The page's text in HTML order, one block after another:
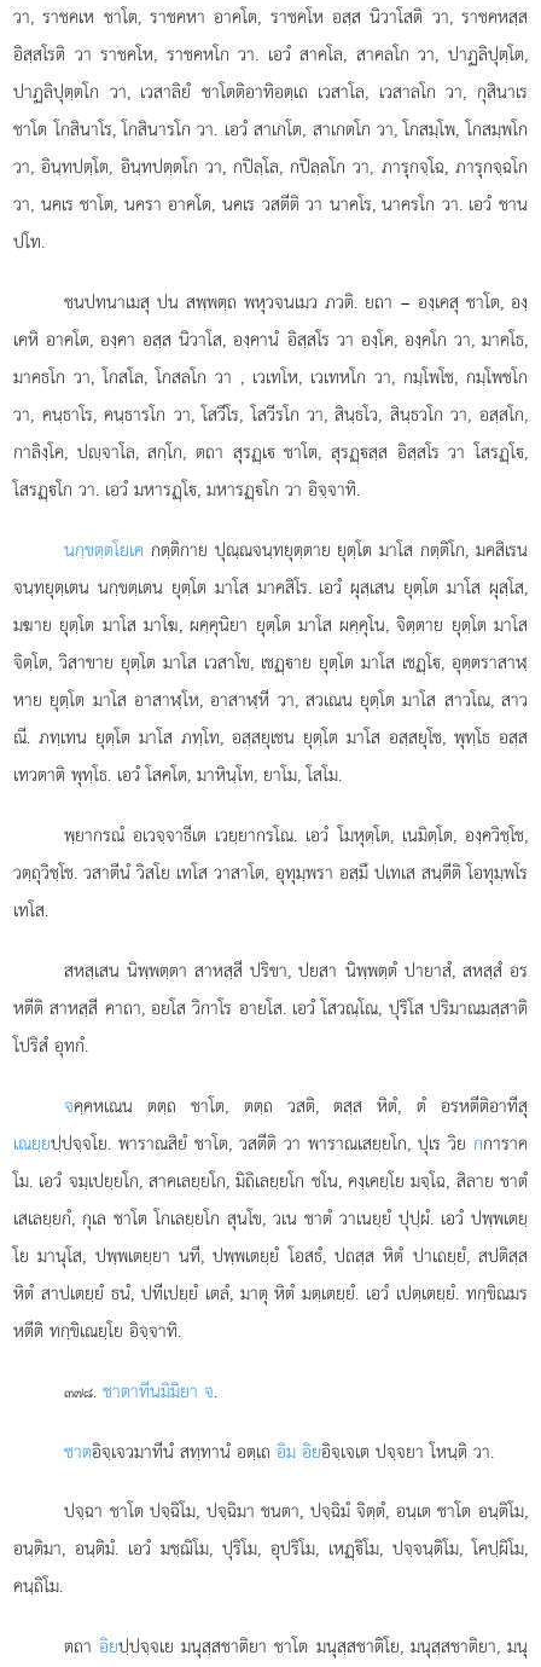
วา, ราชคเห ชาโต, ราชคหา อาคโต, ราชคโห อสฺส นิวาโสติ วา, ราชคหสฺส
อิสฺสโรติ วา ราชคโห, ราชคหโก วา. เอวํ สาคโล, สาคลโก วา, ปาฏลิปุตฺโต,
ปาฏลิปุตฺตโก วา, เวสาลิยํ ชาโตติอาทิอตฺเถ เวสาโล, เวสาลโก วา, กุสินาเร
ชาโต โกสินาโร, โกสินารโก วา. เอวํ สาเกโต, สาเกตโก วา, โกสมฺโพ, โกสมฺพโก
วา, อินฺทปตฺโต, อินฺทปตฺตโก วา, กปิลฺโล, กปิลฺลโก วา, ภารุกจฺโฉ, ภารุกจฺฉโก
วา, นคเร ชาโต, นครา อาคโต, นคเร วสตีติ วา นาคโร, นาครโก วา. เอวํ ชาน
ปโท.
ชนปทนาเมสุ ปน สพฺพตฺถ พหุวจนเมว ภวติ. ยถา – องฺเคสุ ชาโต, องฺ
เคหิ อาคโต, องฺคา อสฺส นิวาโส, องฺคานํ อิสฺสโร วา องฺโค, องฺคโก วา, มาคโธ,
มาคธโก วา, โกสโล, โกสลโก วา , เวเทโห, เวเทหโก วา, กมฺโพโช, กมฺโพชโก
วา, คนฺธาโร, คนฺธารโก วา, โสวีโร, โสวีรโก วา, สินฺธโว, สินฺธวโก วา, อสฺสโก,
กาลิงฺโค, ปฺจาโล, สกฺโก, ตถา สุรฏฺเ ชาโต, สุรฏฺสฺส อิสฺสโร วา โสรฏฺโ,
โสรฏฺโก วา. เอวํ มหารฏฺโ, มหารฏฺโก วา อิจฺจาทิ.
นกฺขตฺตโยเค กตฺติกาย ปุณฺณจนฺทยุตฺตาย ยุตฺโต มาโส กตฺติโก, มคสิเรน
จนฺทยุตฺเตน นกฺขตฺเตน ยุตฺโต มาโส มาคสิโร. เอวํ ผุสฺเสน ยุตฺโต มาโส ผุสฺโส,
มฆาย ยุตฺโต มาโส มาโฆ, ผคฺคุนิยา ยุตฺโต มาโส ผคฺคุโน, จิตฺตาย ยุตฺโต มาโส
จิตฺโต, วิสาขาย ยุตฺโต มาโส เวสาโข, เชฏฺาย ยุตฺโต มาโส เชฏฺโ, อุตฺตราสาฬฺ
หาย ยุตฺโต มาโส อาสาฬฺโห, อาสาฬฺหี วา, สวเณน ยุตฺโต มาโส สาวโณ, สาว
ณี. ภทฺเทน ยุตฺโต มาโส ภทฺโท, อสฺสยุเชน ยุตฺโต มาโส อสฺสยุโช, พุทฺโธ อสฺส
เทวตาติ พุทฺโธ. เอวํ โสคโต, มาหินฺโท, ยาโม, โสโม.
พฺยากรณํ อเวจฺจาธีเต เวยฺยากรโณ. เอวํ โมหุตฺโต, เนมิตฺโต, องฺควิชฺโช,
วตฺถุวิชฺโช. วสาตีนํ วิสโย เทโส วาสาโต, อุทุมฺพรา อสฺมึ ปเทเส สนฺตีติ โอทุมฺพโร
เทโส.
สหสฺเสน นิพฺพตฺตา สาหสฺสี ปริขา, ปยสา นิพฺพตฺตํ ปายาสํ, สหสฺสํ อร
หตีติ สาหสฺสี คาถา, อยโสวิกาโร อายโส. เอวํ โสวณฺโณ, ปุริโส ปริมาณมสฺสาติ
โปริสํ อุทกํ.
จคฺคหเณน ตตฺถ ชาโต, ตตฺถ วสติ, ตสฺส หิตํ, ตํ อรหตีติอาทีสุ
เณยฺยปฺปจฺจโย. พาราณสิยํ ชาโต, วสตีติ วา พาราณเสยฺยโก, ปุเร วิย กการาค
โม. เอวํ จมฺเปยฺยโก, สาคเลยฺยโก, มิถิเลยฺยโก ชโน, คงฺเคยฺโย มจฺโฉ, สิลาย ชาตํ
เสเลยฺยกํ, กุเล ชาโต โกเลยฺยโก สุนโข, วเน ชาตํ วาเนยฺยํ ปุปฺผํ. เอวํ ปพฺพเตยฺ
โย มานุโส, ปพฺพเตยฺยา นที, ปพฺพเตยฺยํ โอสธํ, ปถสฺส หิตํ ปาเถยฺยํ, สปติสฺส
หิตํ สาปเตยฺยํ ธนํ, ปทีเปยฺยํ เตลํ, มาตุ หิตํ มตฺเตยฺยํ. เอวํ เปตฺเตยฺยํ. ทกฺขิณมร
หตีติ ทกฺขิเณยฺโย อิจฺจาทิ.
๓๗๘.ชาตาทีนมิมิยา จ.
ชาตอิจฺเจวมาทีนํ สทฺทานํ อตฺเถอิม อิยอิจฺเจเต ปจฺจยา โหนฺติ วา.
ปจฺฉา ชาโต ปจฺฉิโม, ปจฺฉิมา ชนตา, ปจฺฉิมํ จิตฺตํ, อนฺเต ชาโต อนฺติโม,
อนฺติมา, อนฺติมํ. เอวํ มชฺฌิโม, ปุริโม, อุปริโม, เหฏฺิโม, ปจฺจนฺติโม, โคปฺผิโม,
คนฺถิโม.
ตถาอิยปฺปจฺจเย มนุสฺสชาติยา ชาโต มนุสฺสชาติโย, มนุสฺสชาติยา, มนุ